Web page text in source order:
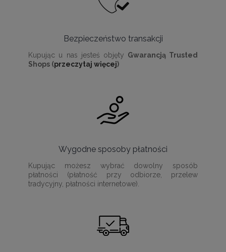
Bezpieczeństwo transakcji
Kupując u nas jesteś objęty Gwarancją Trusted
Shops (przeczytaj więcej)
Wygodne sposoby płatności
Kupując możesz wybrać dowolny sposób
płatności (płatność przy odbiorze, przelew
tradycyjny, płatności internetowe).